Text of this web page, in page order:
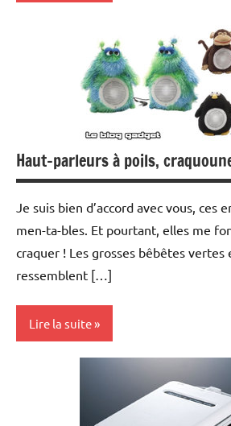
Multimedia
Haut-parleurs à poils,
Je suis bien d’accord avec vous, ces
men-ta-bles. Et pourtant, elles me
craquer ! Les grosses bêbêtes vertes
ressemblent […]
Lire la suite